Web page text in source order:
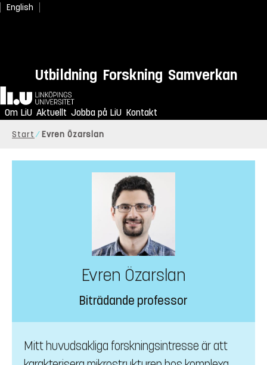
English
Utbildning Forskning Samverkan
Hem
Om LiU Aktuellt Jobba på LiU Kontakt
Start Evren Özarslan
Evren Özarslan
Biträdande professor
Mitt huvudsakliga forskningsintresse är att